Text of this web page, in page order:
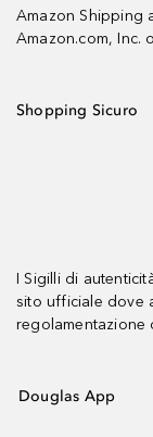
Amazon Shipping
Amazon.com, Inc.
Shopping Sicuro
I Sigilli di
sito ufficiale dove
regolamentazione
Douglas App